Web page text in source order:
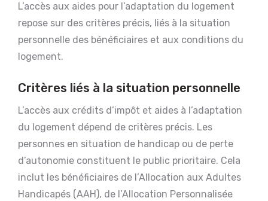
L’accès aux aides pour l’adaptation du logement
repose sur des critères précis, liés à la situation
personnelle des bénéficiaires et aux conditions du
logement.
Critères liés à la situation personnelle
L’accès aux crédits d’impôt et aides à l’adaptation
du logement dépend de critères précis. Les
personnes en situation de handicap ou de perte
d’autonomie constituent le public prioritaire. Cela
inclut les bénéficiaires de l’Allocation aux Adultes
Handicapés (AAH), de l’Allocation Personnalisée